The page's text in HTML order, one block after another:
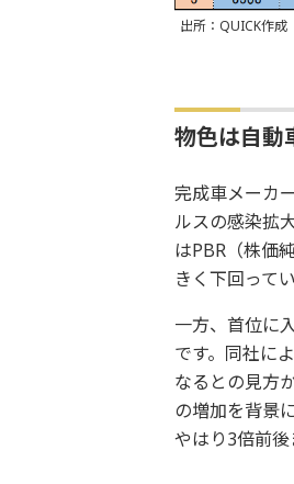
出所：QUICK作成
物色は自動
完成車メーカ
ルスの感染拡
はPBR（株価
きく下回ってい
一方、首位に
です。同社に
なるとの見方
の増加を背景
やはり3倍前後